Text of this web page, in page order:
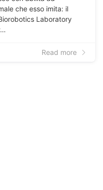
che esso imita: il
Laboratory
Read more